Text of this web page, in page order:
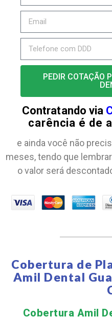
PEDIR COTAÇÃO
Contratando via
carência é de
e ainda você não
meses, tendo que
o valor será
Cobertura de
Amil Dental
Cobertura Amil